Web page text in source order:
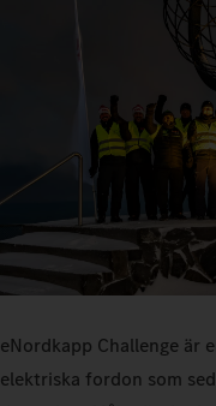
eNordkapp Challenge är
elektriska fordon som